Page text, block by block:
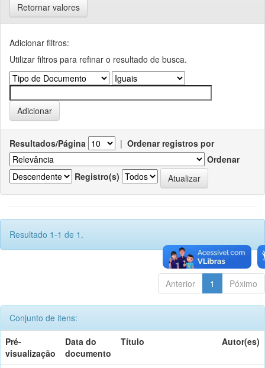
Retornar valores
Adicionar filtros:
Utilizar filtros para refinar o resultado de busca.
Resultados/Página | Ordenar registros por
Ordenar
Registro(s)
Resultado 1-1 de 1.
Anterior 1 Póximo
Conjunto de itens:
Pré-
visualização
Data do
documento
Título Autor(es)